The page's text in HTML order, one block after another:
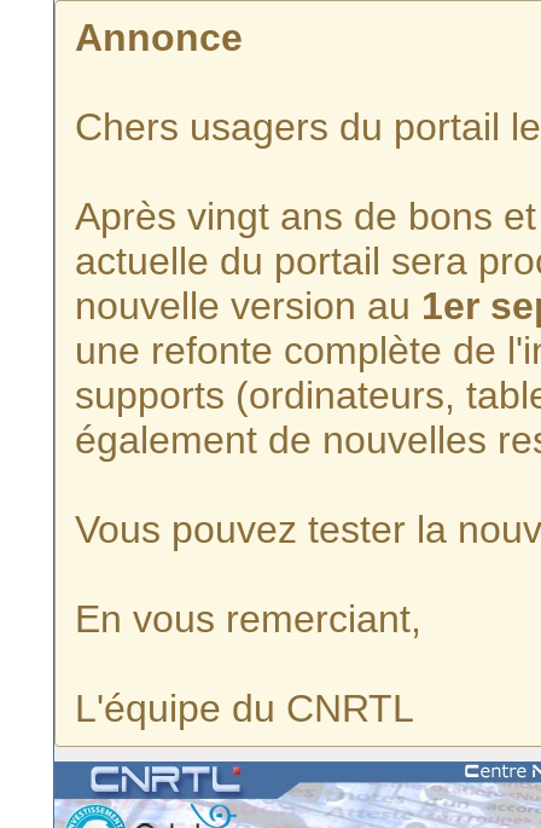
Annonce
Chers usagers du portail
Après vingt ans de bons
actuelle du portail sera
nouvelle version au 1er
une refonte complète de
supports (ordinateurs,
également de nouvelles
Vous pouvez tester la
En vous remerciant,
L'équipe du CNRTL